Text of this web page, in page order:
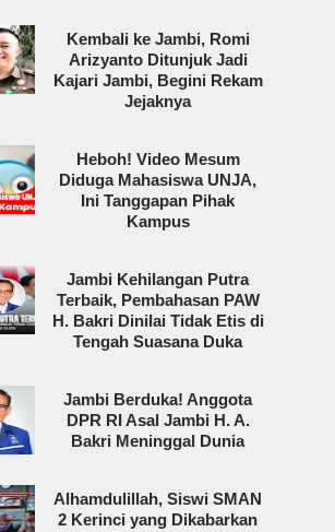
Kembali ke Jambi, Romi
Arizyanto Ditunjuk Jadi
Kajari Jambi, Begini Rekam
Jejaknya
Heboh! Video Mesum
Diduga Mahasiswa UNJA,
Ini Tanggapan Pihak
Kampus
Jambi Kehilangan Putra
Terbaik, Pembahasan PAW
H. Bakri Dinilai Tidak Etis di
Tengah Suasana Duka
Jambi Berduka! Anggota
DPR RI Asal Jambi H. A.
Bakri Meninggal Dunia
Alhamdulillah, Siswi SMAN
2 Kerinci yang Dikabarkan